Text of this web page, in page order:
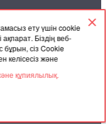
ету үшін cookie
Біздің веб-
сіз Cookie
келісесіз және
құпиялылық.
Ltd.
Байланысу